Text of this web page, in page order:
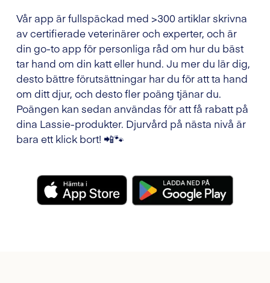
Vår app är fullspäckad med >300 artiklar skrivna
av certifierade veterinärer och experter, och är
din go-to app för personliga råd om hur du bäst
tar hand om din katt eller hund. Ju mer du lär dig,
desto bättre förutsättningar har du för att ta hand
om ditt djur, och desto fler poäng tjänar du.
Poängen kan sedan användas för att få rabatt på
dina Lassie-produkter. Djurvård på nästa nivå är
bara ett klick bort! 📲🐾